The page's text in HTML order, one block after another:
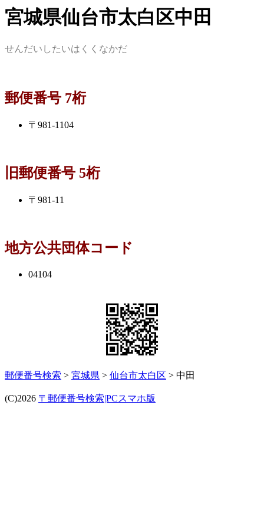
宮城県仙台市太白区中田
せんだいしたいはくくなかだ
郵便番号 7桁
〒981-1104
旧郵便番号 5桁
〒981-11
地方公共団体コード
04104
郵便番号検索 > 宮城県 > 仙台市太白区 > 中田
(C)2026 〒郵便番号検索|PCスマホ版